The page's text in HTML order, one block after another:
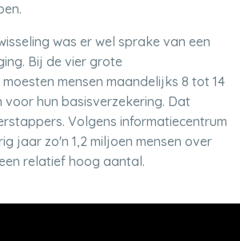
was er wel sprake van een
Bij de vier grote
mensen maandelijks 8 tot 14
voor hun basisverzekering. Dat
Volgens informatiecentrum
jaar zo'n 1,2 miljoen mensen over
relatief hoog aantal.